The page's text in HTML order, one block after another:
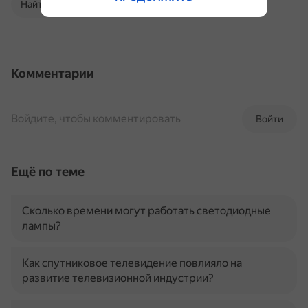
Найти в Поиске
Комментарии
Войти
Войдите, чтобы комментировать
Ещё по теме
Сколько времени могут работать светодиодные
лампы?
Как спутниковое телевидение повлияло на
развитие телевизионной индустрии?